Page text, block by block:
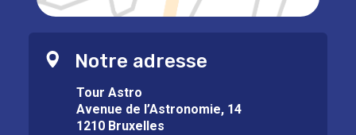
Notre adresse
Tour Astro
Avenue de l’Astronomie, 14
1210 Bruxelles